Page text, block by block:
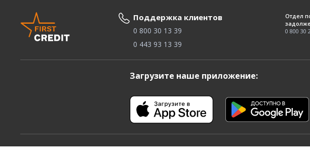
Загрузите наше приложение:
Поддержка клиентов
0 800 30 13 39
0 443 93 13 39
Отдел
0 800 30